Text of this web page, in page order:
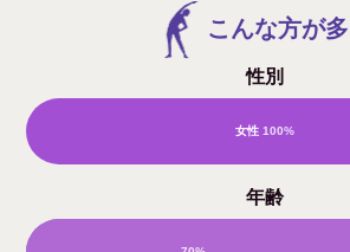
こんな方が
性別
女性 100%
年齢